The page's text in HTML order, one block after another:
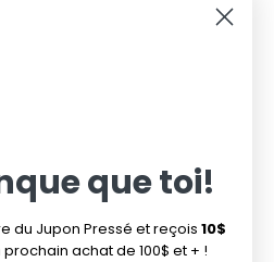
nous
que toi!
du Jupon Pressé et reçois 10$
prochain achat de 100$ et + !